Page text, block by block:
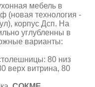
мебель в
(новая технология -
корпус Дсп. На
углубленны в
варианты:
80 низ
верх витрина, 80